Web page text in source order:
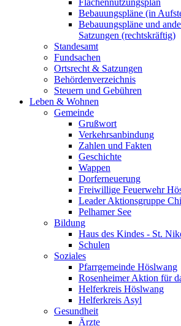
Flächennutzungsplan
Bebauungspläne (in
Bebauungspläne und
Satzungen (rechtskräftig)
Standesamt
Fundsachen
Ortsrecht & Satzungen
Behördenverzeichnis
Steuern und Gebühren
Leben & Wohnen
Gemeinde
Grußwort
Verkehrsanbindung
Zahlen und Fakten
Geschichte
Wappen
Dorferneuerung
Freiwillige Feuerwehr
Leader Aktionsgruppe
Pelhamer See
Bildung
Haus des Kindes - St.
Schulen
Soziales
Pfarrgemeinde Höslwang
Rosenheimer Aktion für
Helferkreis Höslwang
Helferkreis Asyl
Gesundheit
Ärzte